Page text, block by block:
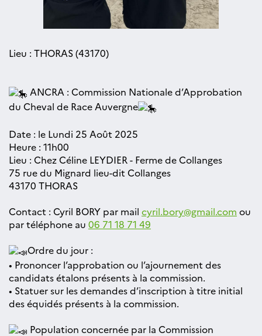
Lieu : THORAS (43170)
ANCRA : Commission Nationale d’Approbation
du Cheval de Race Auvergne
Date : le Lundi 25 Août 2025
Heure : 11h00
Lieu : Chez Céline LEYDIER - Ferme de Collanges
75 rue du Mignard lieu-dit Collanges
43170 THORAS
Contact : Cyril BORY par mail cyril.bory@gmail.com ou
par téléphone au 06 71 18 71 49
Ordre du jour :
• Prononcer l’approbation ou l’ajournement des
candidats étalons présents à la commission.
• Statuer sur les demandes d’inscription à titre initial
des équidés présents à la commission.
Population concernée par la Commission